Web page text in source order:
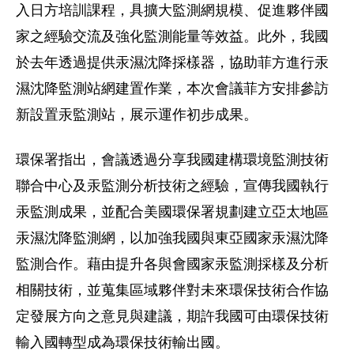
入日方培訓課程，具擴大監測網規模、促進夥伴國
家之經驗交流及強化監測能量等效益。此外，我國
於去年透過提供汞濕沈降採樣器，協助菲方進行汞
濕沈降監測站網建置作業，本次會議菲方安排參訪
新設置汞監測站，展示運作初步成果。
環保署指出，會議透過分享我國建構環境監測技術
聯合中心及汞監測分析技術之經驗，宣傳我國執行
汞監測成果，並配合美國環保署規劃建立亞太地區
汞濕沈降監測網，以加強我國與東亞國家汞濕沈降
監測合作。藉由提升各與會國家汞監測採樣及分析
相關技術，並蒐集區域夥伴對未來環保技術合作協
定發展方向之意見與建議，期許我國可由環保技術
輸入國轉型成為環保技術輸出國。